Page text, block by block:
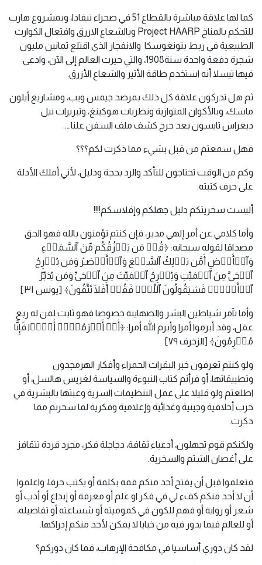
كما لها علاقة مباشرة بالقطاع 51 في صحراء نيفادا، وبمشروع هارب
للتحكم بالمناخ Project HAARP وبالشعاع الازرق وافتعال الكوارث
الطبيعية في ربط بتونغوسكا والانفجار الذي اقتلع ثمانين مليون
شجرة دفعة واحدة سنة1908، والتي حيرت العالم إلى الآن، وادعى
فيها تيسلا أنه استخدم طاقة الأثير والشعاع الأزرق.
ثم هل تدركون علاقة كل ذلك بمرصد جيمس ويب، ومشاريع أيلون
ماسك، وبالأكوان المتوازية ونظريات هوكينغ، وتبريرات نيل
ديغراس تايسون بعد حرج كشف ملف السفن علنا…..
فهل سمعتم من قبل بشيء مما ذكرت لكم؟؟؟
وكم من الوقت تحتاجون للتأكد والرد بحجة ودليل، لأني أملك الأدلة
على حرف كتبته.
أليست سخريتكم دليل جهلكم وإفلاسكم!!!!
وأما كلامي عن أمر إلهي مدبر، فإن كنتم تؤمنون بالله فهو الحق
مصداقا لقوله سبحانه: ﴿قُلۡ مَن یَرۡزُقُكُم مِّنَ ٱلسَّمَاۤءِ
وَٱلۡأَرۡضِ أَمَّن یَمۡلِكُ ٱلسَّمۡعَ وَٱلۡأَبۡصَـٰرَ وَمَن یُخۡرِجُ
ٱلۡحَیَّ مِنَ ٱلۡمَیِّتِ وَیُخۡرِجُ ٱلۡمَیِّتَ مِنَ ٱلۡحَیِّ وَمَن یُدَبِّرُ
ٱلۡأَمۡرَۚ فَسَیَقُولُونَ ٱللَّهُۚ فَقُلۡ أَفَلَا تَتَّقُونَ﴾ [يونس ٣١]
وأما تآمر شياطين البشر والصهاينة خصوصا فهو ثابت لمن له ربع
عقل، وقد أبرموا أمرا وأبرم الله أمرا: ﴿أَمۡ أَبۡرَمُوۤا۟ أَمۡرࣰا فَإِنَّا
مُبۡرِمُونَ﴾ [الزخرف ٧٩]
ولو كنتم تعرفون خبر البقرات الحمراء وأفكار الهرمجدون
وتطبيقاتها، أو قرأتم كتاب النبوءة والسياسة لغريس هالسل، أو
اطلعتم ولو قليلا على عمل التنظيمات السرية وعبثها بالبشرية في
حرب أخلاقية وجينية وغذائية وإعلامية وفكرية لما سخرتم مما
ذكرت.
ولكنكم قوم تجهلون، أدعياء ثقافة، دجاجلة فكر، مجرد قردة تتقافز
على أغصان الشتم والسخرية.
فتعلموا قبل أن يفتح أحد منكم فمه بكلمة أو يكتب حرفا، واعلموا
أن لا أحد منكم كفء لي في فكر او علم أو معرفة أو إبداع أو أدب أو
شعر أو رواية أو فهم للكون في كموميته أو شساعته أو تفاصيله،
أو للعالم فيما يدور فيه من خبايا لا يمكن لأحد منكم إدراكها.
لقد كان دوري أساسيا في مكافحة الإرهاب، فما كان دوركم؟